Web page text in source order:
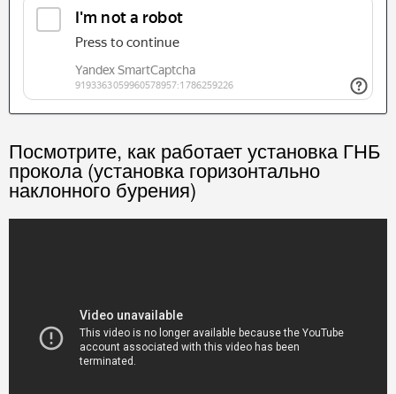
Посмотрите, как работает установка ГНБ
прокола (установка горизонтально
наклонного бурения)